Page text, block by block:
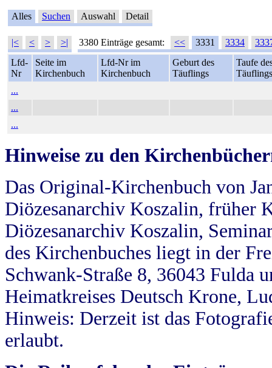
Alles Suchen Auswahl Detail
|< < > >| 3380 Einträge gesamt: << 3331 3334
Lfd-
Nr
Seite im
Kirchenbuch
Lfd-Nr im
Kirchenbuch
Geburt des
Täuflings
Taufe
Täuflings
...
...
...
Hinweise zu den
Das Original-Kirchenbuch von
Diözesanarchiv Koszalin, früher
Diözesanarchiv Koszalin,
des Kirchenbuches liegt in der
Schwank-Straße 8, 36043 Fulda
Heimatkreises Deutsch Krone,
Hinweis: Derzeit ist das
erlaubt.